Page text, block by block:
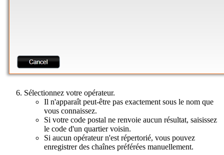
Sélectionnez votre opérateur.
Il n'apparaît peut-être pas exactement sous le nom que
vous connaissez.
Si votre code postal ne renvoie aucun résultat, saisissez
le code d'un quartier voisin.
Si aucun opérateur n'est répertorié, vous pouvez
enregistrer des chaînes préférées manuellement.